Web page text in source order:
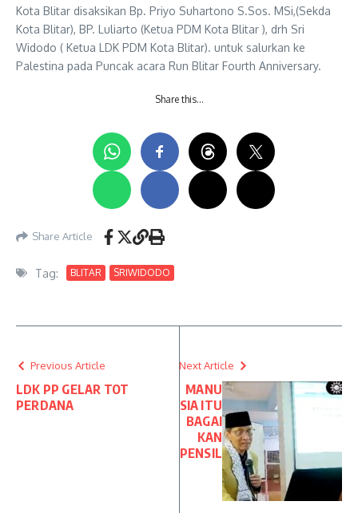
Kota Blitar disaksikan Bp. Priyo Suhartono S.Sos. MSi,(Sekda
Kota Blitar), BP. Luliarto (Ketua PDM Kota Blitar ), drh Sri
Widodo ( Ketua LDK PDM Kota Blitar). untuk salurkan ke
Palestina pada Puncak acara Run Blitar Fourth Anniversary.
Share this…
Share Article
Tag: BLITAR SRIWIDODO
Previous Article
LDK PP GELAR TOT
PERDANA
Next Article
MANU
SIA ITU
BAGAI
KAN
PENSIL